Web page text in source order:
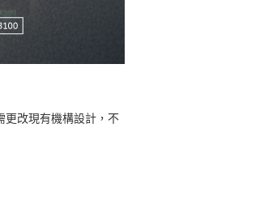
更改現有機構設計，不